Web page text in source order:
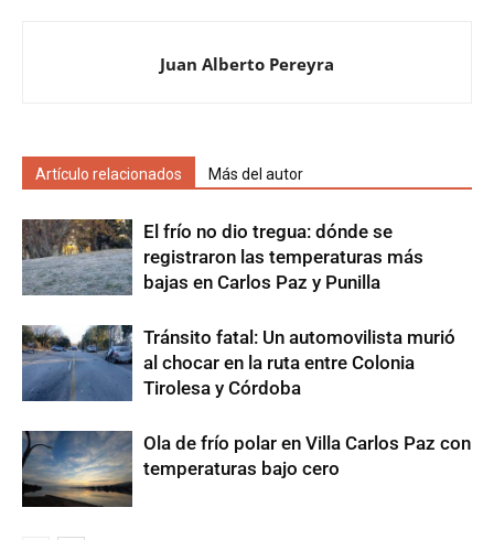
Juan Alberto Pereyra
Artículo relacionados Más del autor
El frío no dio tregua: dónde se
registraron las temperaturas más
bajas en Carlos Paz y Punilla
Tránsito fatal: Un automovilista murió
al chocar en la ruta entre Colonia
Tirolesa y Córdoba
Ola de frío polar en Villa Carlos Paz con
temperaturas bajo cero